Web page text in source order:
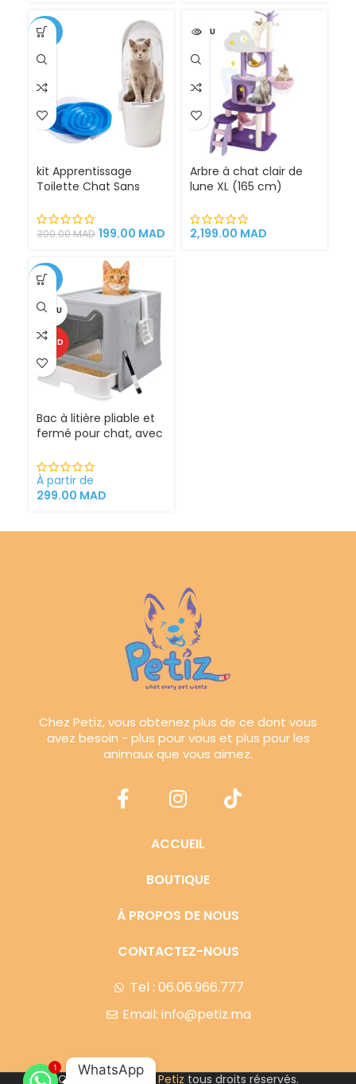
-34%
kit Apprentissage
Toilette Chat Sans
300.00MAD 199.00 MAD
VENDU
Arbre à chat clair de
lune XL (165 cm)
chat griffoirs
2,199.00 MAD
-25%
VENDU
CHAUD
Bac à litière pliable et
fermé pour chat, avec
À partir de
299.00 MAD
Chez Petiz, vous obtenez plus de ce dont vous
avez besoin - plus pour vous et plus pour les
animaux que vous aimez.
ACCUEIL
BOUTIQUE
À PROPOS DE NOUS
CONTACTEZ-NOUS
Tel : 06.06.966.777
Email: info@petiz.ma
Copyright © 2023 Petiz tous droits réservés.
1 WhatsApp